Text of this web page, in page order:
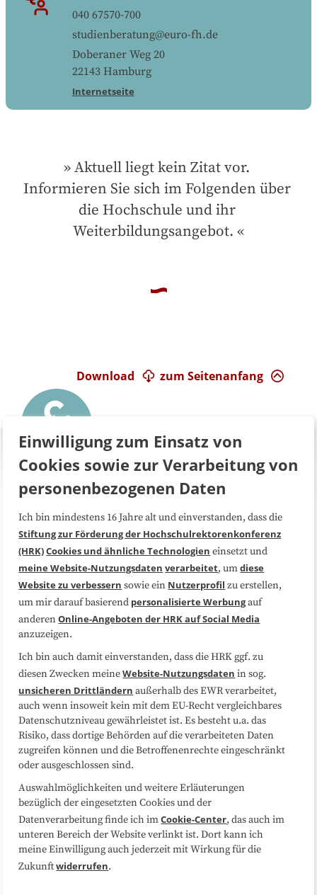
040 67570-700
studienberatung@euro-fh.de
Doberaner Weg 20
22143 Hamburg
Internetseite
Aktuell liegt kein Zitat vor.
Informieren Sie sich im Folgenden über
die Hochschule und ihr
Weiterbildungsangebot.
zum Seitenanfang
Download
Über uns FAQ
Medienarbeit Kooperationen
Datenschutzerklärung Impressum
Sitemap
Folgen Sie uns
Einwilligung zum Einsatz von
Cookies sowie zur Verarbeitung von
personenbezogenen Daten
Ich bin mindestens 16 Jahre alt und einverstanden, dass die
Stiftung zur Förderung der Hochschulrektorenkonferenz
(HRK)Cookies und ähnliche Technologien einsetzt und
meine Website-Nutzungsdaten verarbeitet, umdiese
Website zu verbessern sowie ein Nutzerprofil zu erstellen,
um mir darauf basierend personalisierte Werbungauf
anderenOnline-Angeboten der HRK auf Social Media
anzuzeigen.
Ich bin auch damit einverstanden, dass die HRK ggf. zu
diesen Zwecken meineWebsite-Nutzungsdaten in sog.
unsicheren Drittländern außerhalb des EWR verarbeitet,
auch wenn insoweit kein mit dem EU-Recht vergleichbares
Datenschutzniveau gewährleistet ist. Es besteht u.a. das
Risiko, dass dortige Behörden auf die verarbeiteten Daten
zugreifen können und die Betroffenenrechte eingeschränkt
oder ausgeschlossen sind.
Auswahlmöglichkeiten und weitere Erläuterungen
bezüglich der eingesetzten Cookies und der
Datenverarbeitung finde ich imCookie-Center, das auch im
unteren Bereich der Website verlinkt ist. Dort kann ich
meine Einwilligung auch jederzeit mit Wirkung für die
Zukunftwiderrufen.